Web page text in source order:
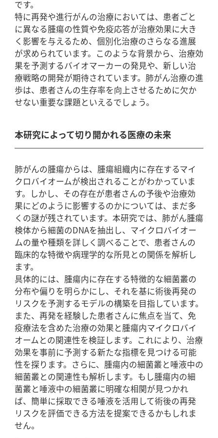
です。
特に再発や進行がんの治療においては、患者ごと
に異なる腫瘍の性質や免疫応答が治療効果に大き
く影響を与えるため、個別化治療のさらなる進展
が求められています。このような背景から、治療効
果を予測するバイオマーカーの発見や、新しい治
療戦略の開発が期待されています。肺がん治療の進
歩は、患者さんの生存率を向上させるために欠か
せない重要な課題といえるでしょう。
本研究によって切り開かれる医療の未来
肺がんの腫瘍からは、腫瘍組織内に存在するマイ
クロバイオームが検出されることがわかっていま
す。しかし、その存在が患者さんの予後や治療効
果にどのように影響するのかについては、まだ多
くの謎が残されています。本研究では、肺がん腫瘍
検体から細菌のDNAを抽出し、マイクロバイオー
ムの量や種類を詳しく調べることで、患者さんの
臨床的な特徴や病理学的な所見との関係を解析し
ます。
具体的には、腫瘍内に存在する特徴的な細菌叢の
分布や偏りを明らかにし、それを基に術後再発の
リスクを予測するモデルの構築を目指しています。
また、再発を経験した患者さんに焦点を当て、免
疫療法を含めた治療の効果と腫瘍内マイクロバイ
オームとの関連性を検証します。これにより、治療
効果を事前に予測する新たな指標を見つける可能
性を探ります。さらに、腫瘍内の細菌叢と唾液中の
細菌叢との関連性も解析します。もし腫瘍内の細
菌叢と唾液中の細菌叢に明確な相関が見つかれ
ば、簡単に採取できる唾液を活用して術後の再発
リスクを評価できる方法を提案できるかもしれま
せん。